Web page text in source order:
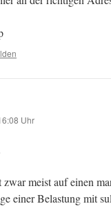
Uhr
meist auf einen
einer Belastung mit